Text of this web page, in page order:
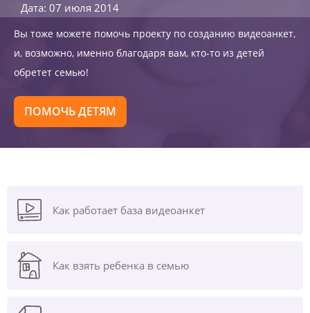
Дата: 07 июля 2014
Вы тоже можете помочь проекту по созданию видеоанкет,
и, возможно, именно благодаря вам, кто-то из детей
обретет семью!
ПОМОЧЬ ДЕТЯМ
Как работает база видеоанкет
Как взять ребенка в семью